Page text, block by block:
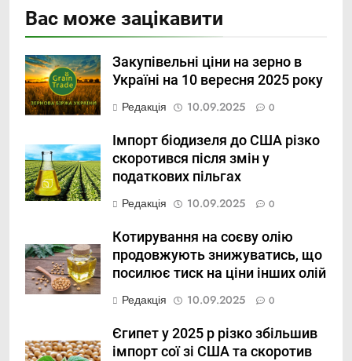
Вас може зацікавити
Закупівельні ціни на зерно в
Україні на 10 вересня 2025 року
Редакція
10.09.2025 0
Імпорт біодизеля до США різко
скоротився після змін у
податкових пільгах
Редакція
10.09.2025 0
Котирування на соєву олію
продовжують знижуватись, що
посилює тиск на ціни інших олій
Редакція
10.09.2025 0
Єгипет у 2025 р різко збільшив
імпорт сої зі США та скоротив